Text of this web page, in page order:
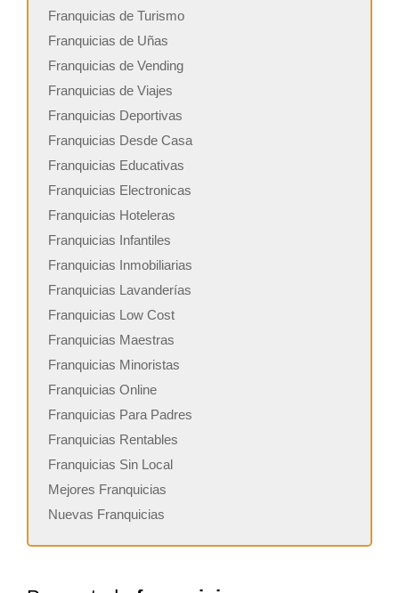
Franquicias de Turismo
Franquicias de Uñas
Franquicias de Vending
Franquicias de Viajes
Franquicias Deportivas
Franquicias Desde Casa
Franquicias Educativas
Franquicias Electronicas
Franquicias Hoteleras
Franquicias Infantiles
Franquicias Inmobiliarias
Franquicias Lavanderías
Franquicias Low Cost
Franquicias Maestras
Franquicias Minoristas
Franquicias Online
Franquicias Para Padres
Franquicias Rentables
Franquicias Sin Local
Mejores Franquicias
Nuevas Franquicias